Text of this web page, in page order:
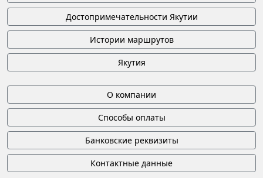
Достопримечательности Якутии
Истории маршрутов
Якутия
О компании
Способы оплаты
Банковские реквизиты
Контактные данные